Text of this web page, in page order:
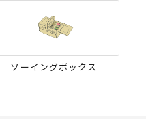
ソーイングボックス